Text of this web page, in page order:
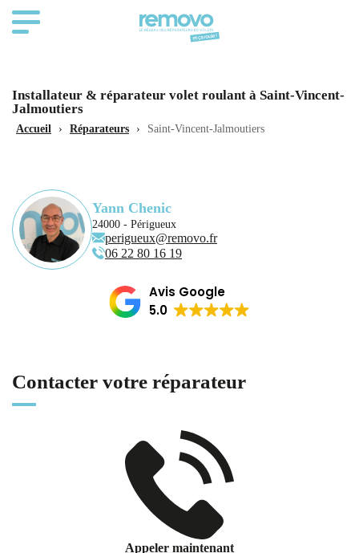
Installateur & réparateur volet roulant à Saint-Vincent-
Jalmoutiers
Accueil › Réparateurs › Saint-Vincent-Jalmoutiers
Yann Chenic
24000 - Périgueux
perigueux@removo.fr
06 22 80 16 19
Avis Google
5.0
Contacter votre réparateur
Appeler maintenant